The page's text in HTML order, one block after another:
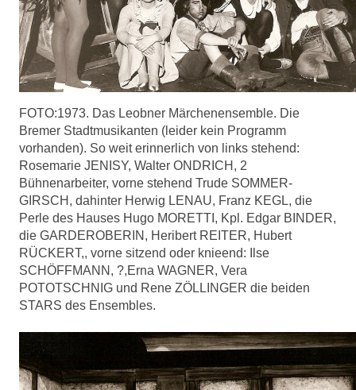
FOTO:1973. Das Leobner Märchenensemble. Die
Bremer Stadtmusikanten (leider kein Programm
vorhanden). So weit erinnerlich von links stehend:
Rosemarie JENISY, Walter ONDRICH, 2
Bühnenarbeiter, vorne stehend Trude SOMMER-
GIRSCH, dahinter Herwig LENAU, Franz KEGL, die
Perle des Hauses Hugo MORETTI, Kpl. Edgar BINDER,
die GARDEROBERIN, Heribert REITER, Hubert
RÜCKERT,, vorne sitzend oder knieend: Ilse
SCHÖFFMANN, ?,Erna WAGNER, Vera
POTOTSCHNIG und Rene ZÖLLINGER die beiden
STARS des Ensembles.